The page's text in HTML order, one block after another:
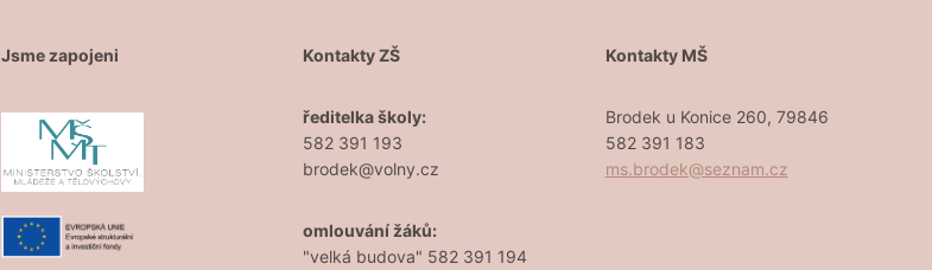
Jsme zapojeni Kontakty ZŠ
ředitelka školy:
582 391 193
brodek@volny.cz
omlouvání žáků:
"velká budova" 582 391 194
Kontakty MŠ
Brodek u Konice 260, 79846
582 391 183
ms.brodek@seznam.cz